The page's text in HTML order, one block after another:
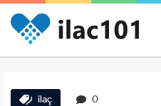
ilaç 0